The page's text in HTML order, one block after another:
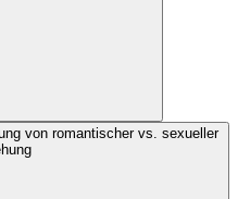
von romantischer vs. sexueller